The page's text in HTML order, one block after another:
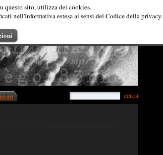
questo sito, utilizza dei cookies.
nell'Informativa estesa ai sensi del Codice della privacy.
cerca